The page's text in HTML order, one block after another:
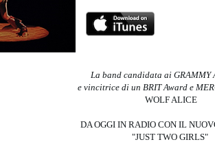
La band candidata ai GRAMMY
e vincitrice di un BRIT Award e
WOLF ALICE
DA OGGI IN RADIO CON IL
"JUST TWO GIRLS"